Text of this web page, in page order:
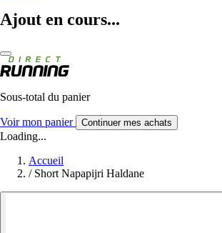
Ajout en cours...
Sous-total du panier
Voir mon panier Continuer mes achats
Loading...
Accueil
/ Short Napapijri Haldane